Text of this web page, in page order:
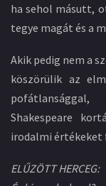
ha sehol másutt,
tegye magát és a
Akik pedig nem a
köszörülik az
Shakespeare
irodalmi értékeket
ELŰZÖTT HERCEG: